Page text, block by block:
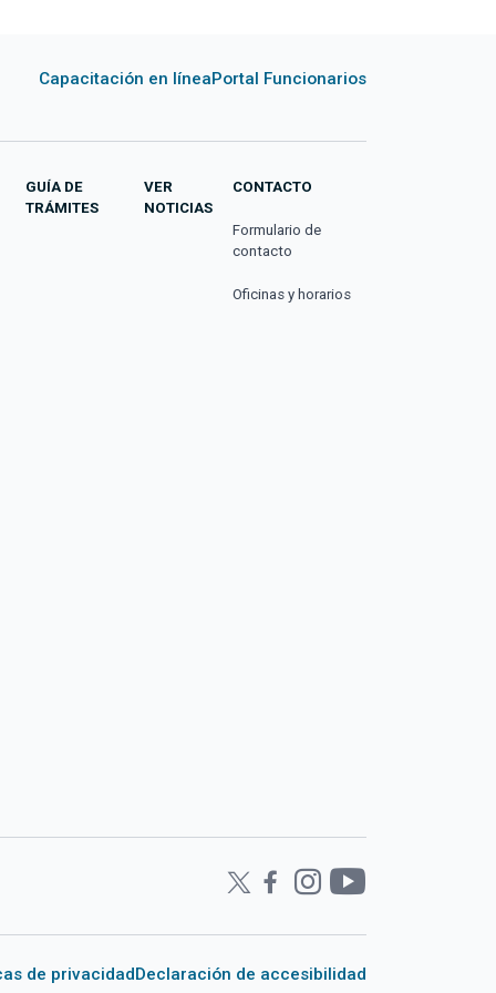
Capacitación en líneaPortal Funcionarios
GUÍA DE
TRÁMITES
VER
NOTICIAS
CONTACTO
Formulario de
contacto
Oficinas y horarios
de privacidad Declaración de accesibilidad